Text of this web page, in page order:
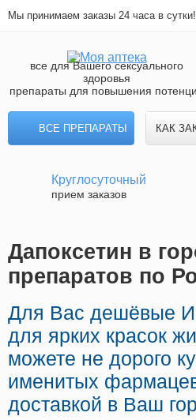
Мы принимаем заказы 24 часа в сутки!
все для Вашего сексуального
здоровья
препараты для повышения
ВСЕ ПРЕПАРАТЫ КАК
Круглосуточный
прием заказов
Дапоксетин в
препаратов по
Для Вас дешёвые
для ярких красок
можете не дорого
именитых
доставкой в Ваш